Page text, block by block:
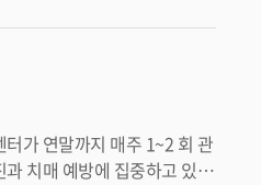
으로 지역사회에 정착할 수 있도록 지속적인 협력을 이어가겠다 ” 고 밝혔다 . <담당부서 봉동읍 290-3296>